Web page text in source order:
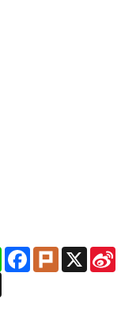
LineFacebook
PlurkX Sina
Threads